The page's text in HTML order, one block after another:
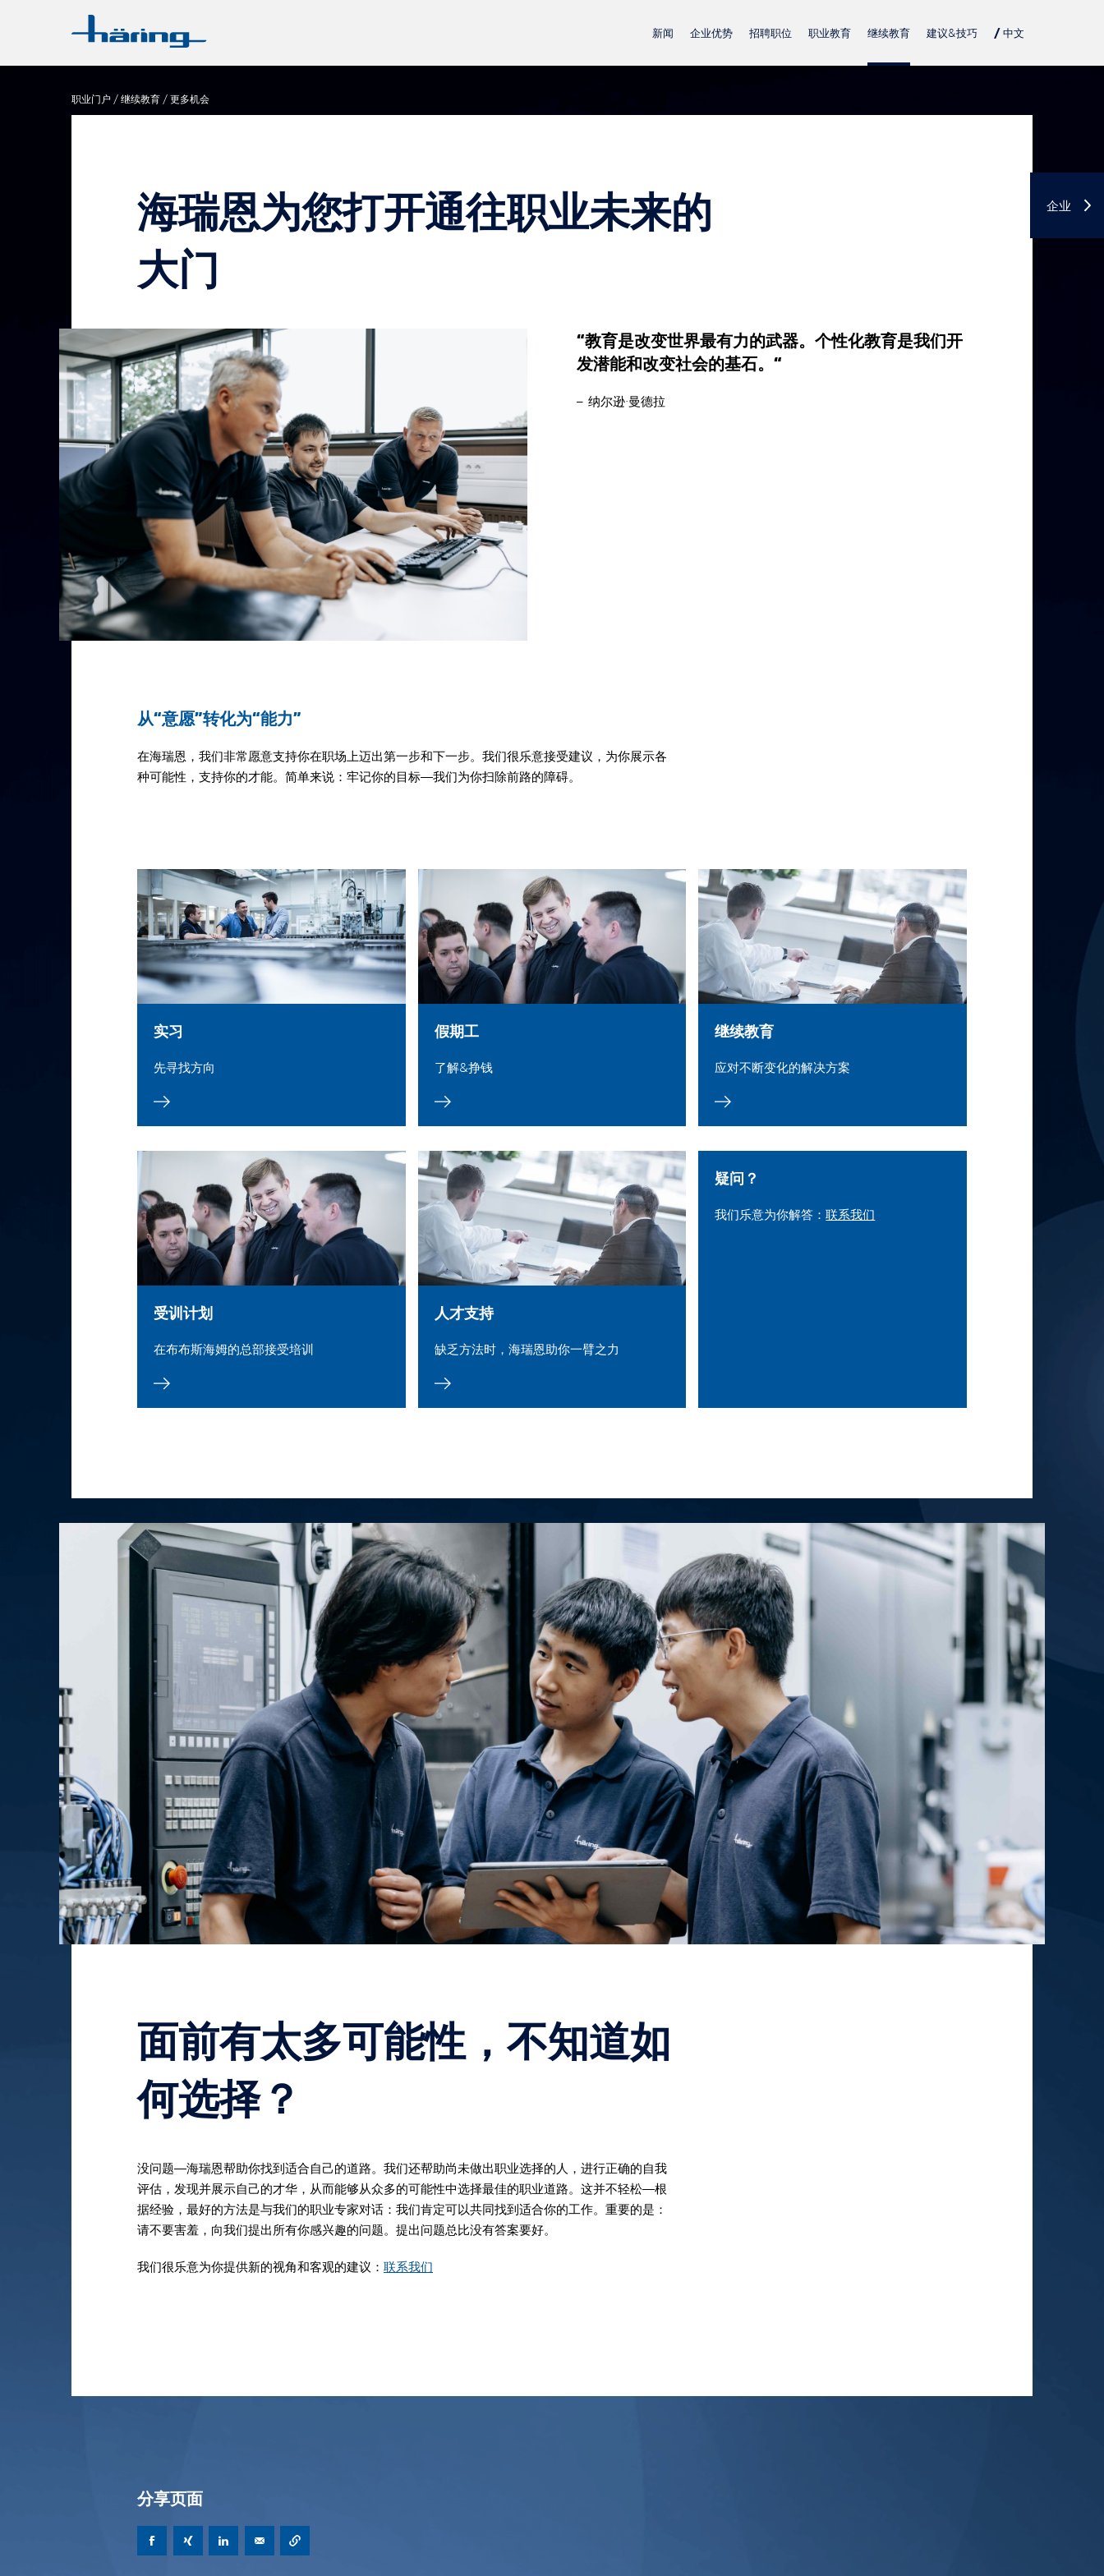
/ 中文
新闻 企业优势 招聘职位 职业教育 继续教育 建议&技巧
职业门户 继续教育 更多机会
海瑞恩为您打开通往职业未来的
大门
“教育是改变世界最有力的武器。个性化教育是我们开
发潜能和改变社会的基石。“
– 纳尔逊·曼德拉
从“意愿”转化为“能力”
在海瑞恩，我们非常愿意支持你在职场上迈出第一步和下一步。我们很乐意接受建议，为你展示各
种可能性，支持你的才能。简单来说：牢记你的目标—我们为你扫除前路的障碍。
实习
先寻找方向
假期工
了解&挣钱
继续教育
应对不断变化的解决方案
受训计划
在布布斯海姆的总部接受培训
人才支持
缺乏方法时，海瑞恩助你一臂之力
疑问？
我们乐意为你解答：联系我们
面前有太多可能性，不知道如
何选择？
没问题—海瑞恩帮助你找到适合自己的道路。我们还帮助尚未做出职业选择的人，进行正确的自我
评估，发现并展示自己的才华，从而能够从众多的可能性中选择最佳的职业道路。这并不轻松—根
据经验，最好的方法是与我们的职业专家对话：我们肯定可以共同找到适合你的工作。重要的是：
请不要害羞，向我们提出所有你感兴趣的问题。提出问题总比没有答案要好。
我们很乐意为你提供新的视角和客观的建议： 联系我们
分享页面
企业